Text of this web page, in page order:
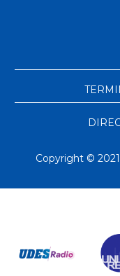
Copyright ©